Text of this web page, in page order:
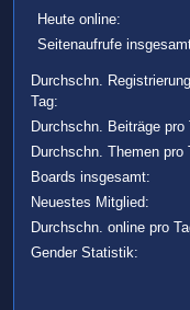
Heute online:
Seitenaufrufe
Durchschn.
Tag:
Durchschn. Beiträge pro
Durchschn. Themen pro
Boards insgesamt:
Neuestes Mitglied:
Durchschn. online pro
Gender Statistik: